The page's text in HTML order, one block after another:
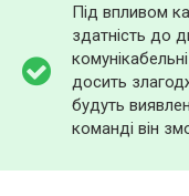
Під впливом
здатність до
досить
будуть
команді він